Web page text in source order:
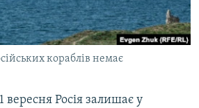
КРИМУ кораблів немає
вересня Росія залишає у